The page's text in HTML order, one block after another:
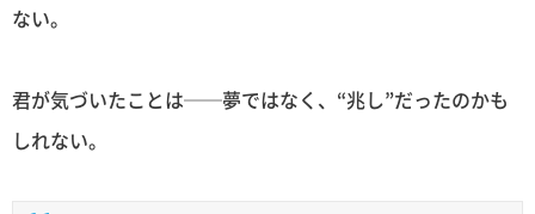
ない。
君が気づいたことは──夢ではなく、“兆し”だったのかも
しれない。